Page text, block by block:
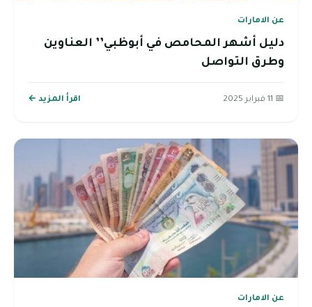
عن الامارات
دليل أشهر المحامص في أبوظبي’’ العناوين
وطرق التواصل
📅 11 فبراير 2025 اقرأ المزيد ←
عن الامارات